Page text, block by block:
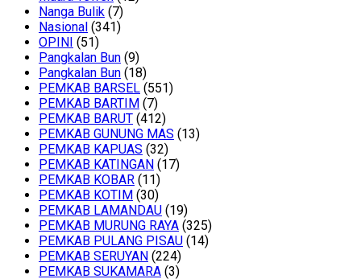
Nanga Bulik (7)
Nasional (341)
OPINI (51)
Pangkalan Bun (9)
Pangkalan Bun (18)
PEMKAB BARSEL (551)
PEMKAB BARTIM (7)
PEMKAB BARUT (412)
PEMKAB GUNUNG MAS (13)
PEMKAB KAPUAS (32)
PEMKAB KATINGAN (17)
PEMKAB KOBAR (11)
PEMKAB KOTIM (30)
PEMKAB LAMANDAU (19)
PEMKAB MURUNG RAYA (325)
PEMKAB PULANG PISAU (14)
PEMKAB SERUYAN (224)
PEMKAB SUKAMARA (3)